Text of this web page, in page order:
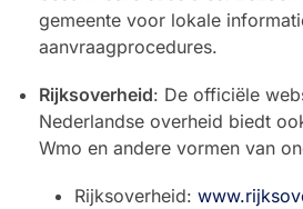
gemeente voor lokale
aanvraagprocedures.
Rijksoverheid: De officiële
Nederlandse overheid biedt
Wmo en andere vormen van
Rijksoverheid: